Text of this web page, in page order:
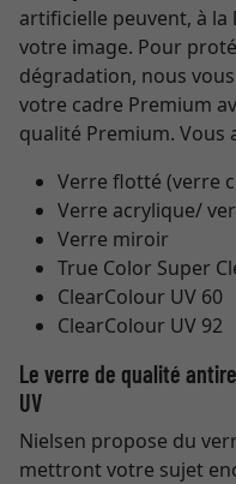
artificielle peuvent, à
votre image. Pour
dégradation, nous
votre cadre Premium
qualité Premium. Vous
Verre flotté (verre
Verre acrylique/
Verre miroir
True Color Super
ClearColour UV 60
ClearColour UV 92
Le verre de qualité
UV
Nielsen propose du
mettront votre sujet